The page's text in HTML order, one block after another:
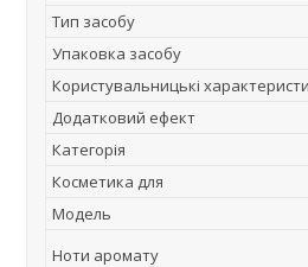
Тип засобу
Упаковка засобу
Користувальницькі
Додатковий ефект
Категорія
Косметика для
Мoдель
Ноти аромату